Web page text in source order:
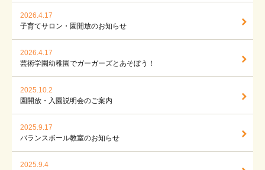
2026.4.17
子育てサロン・園開放のお知らせ
2026.4.17
芸術学園幼稚園でガーガーズとあそぼう！
2025.10.2
園開放・入園説明会のご案内
2025.9.17
バランスボール教室のお知らせ
2025.9.4